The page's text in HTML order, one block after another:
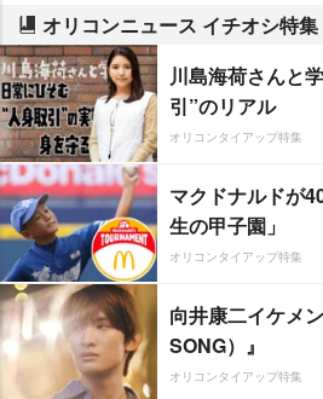
オリコンニュース イチオシ特集
川島海荷さんと
引”のリアル
オリコンタイアップ特集
マクドナルドが
生の甲子園」
オリコンタイアップ特集
向井康二イケメ
SONG）』
オリコンタイアップ特集